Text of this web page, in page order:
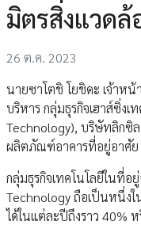
มิตรสิ่งแวดล้
26 ต.ค. 2023
นายซาโตชิ โยชิดะ เจ้าหน้
บริหาร กลุ่มธุรกิจเฮาส์ซิ่งเ
Technology), บริษัทลิกซิล
ผลิตภัณฑ์อาคารที่อยู่อาศัย
กลุ่มธุรกิจเทคโนโลยีในที่อ
Technology ถือเป็นหนึ่งใ
ได้ในแต่ละปีถึงราว 40%